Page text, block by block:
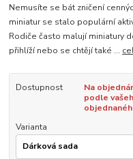
Nemusíte se bát zničení
miniatur se stalo populární
Rodiče často malují miniatury
přihlíží nebo se chtějí také ...
Dostupnost
Na
podle
Varianta